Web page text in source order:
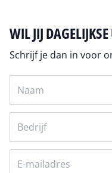
WIL JIJ
Schrijf je dan in voor